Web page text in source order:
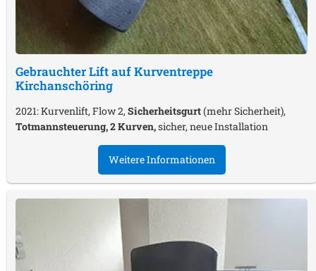
Gebrauchter Lift auf Kurventreppe
Kirchanschöring
2021: Kurvenlift, Flow 2, Sicherheitsgurt(mehr Sicherheit),
Totmannsteuerung, 2 Kurven,sicher, neue Installation
Weitere Informationen